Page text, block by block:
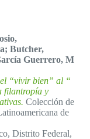
Butcher,
Guerrero, M
“vivir bien” al “
filantropía y
Colección de
de
Distrito Federal,